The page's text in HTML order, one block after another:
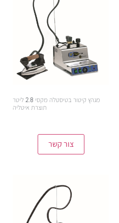
מגהץ קיטור בטיסטלה מקסי 2.8 ליטר
תוצרת איטליה
צור קשר